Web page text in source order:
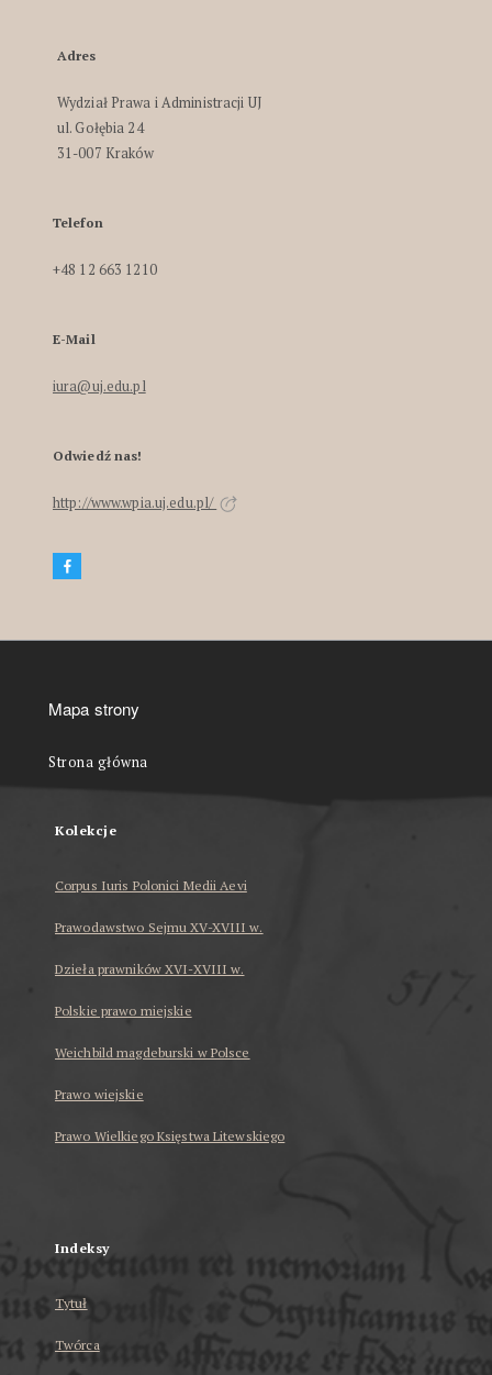
Adres
Wydział Prawa i Administracji UJ
ul. Gołębia 24
31-007 Kraków
Telefon
+48 12 663 1210
E-Mail
iura@uj.edu.pl
Odwiedź nas!
http://www.wpia.uj.edu.pl/
Mapa strony
Strona główna
Kolekcje
Corpus Iuris Polonici Medii Aevi
Prawodawstwo Sejmu XV-XVIII w.
Dzieła prawników XVI-XVIII w.
Polskie prawo miejskie
Weichbild magdeburski w Polsce
Prawo wiejskie
Prawo Wielkiego Księstwa Litewskiego
Indeksy
Tytuł
Twórca